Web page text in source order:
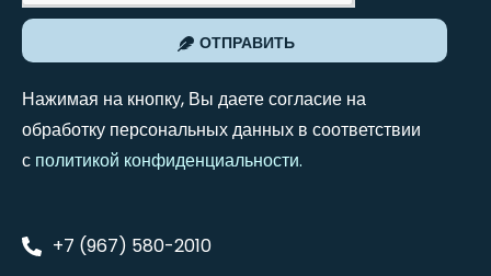
ОТПРАВИТЬ
Нажимая на кнопку, Вы даете согласие на
обработку персональных данных в соответствии
с политикой конфиденциальности.
+7 (967) 580-2010